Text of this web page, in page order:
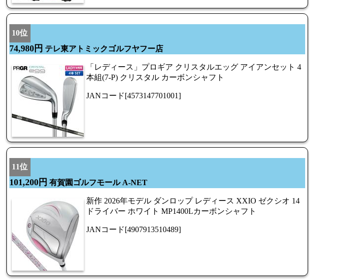
10位
74,980円 テレ東アトミックゴルフヤフー店
「レディース」プロギア クリスタルエッグ アイアンセット 4
本組(7-P) クリスタル カーボンシャフト
JANコード[4573147701001]
11位
101,200円 有賀園ゴルフモール A-NET
新作 2026年モデル ダンロップ レディース XXIO ゼクシオ 14
ドライバー ホワイト MP1400Lカーボンシャフト
JANコード[4907913510489]